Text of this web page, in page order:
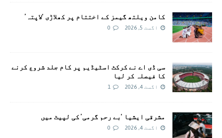
کامن ویلتھ گیمز کے اختتام پر کھلاڑی ‘لاپتہ’
اگست 5, 2026 0
سی ڈی اے نے کرکٹ اسٹیڈیم پر کام جلد شروع کرنے
کا فیصلہ کر لیا
اگست 4, 2026 1
مشرقی ایشیا ‘بے رحم گرمی’ کی لپیٹ میں
اگست 4, 2026 0